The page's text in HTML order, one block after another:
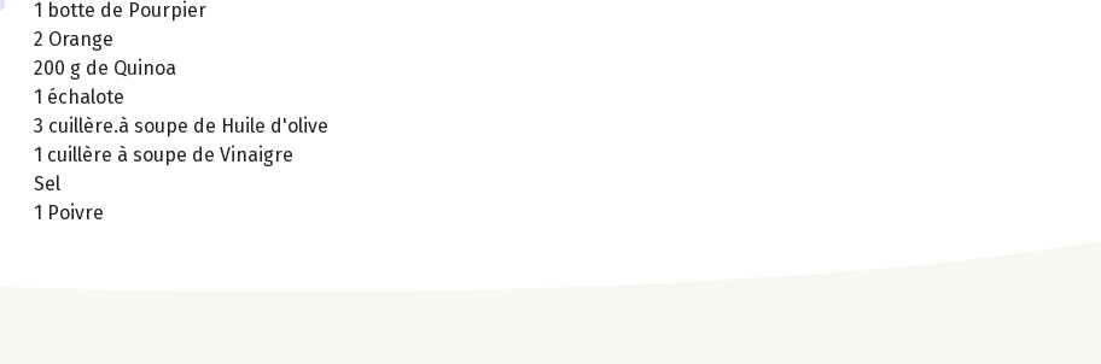
1 botte de Pourpier
2 Orange
200 g de Quinoa
1 échalote
3 cuillère.à soupe de Huile d'olive
1 cuillère à soupe de Vinaigre
Sel
1 Poivre